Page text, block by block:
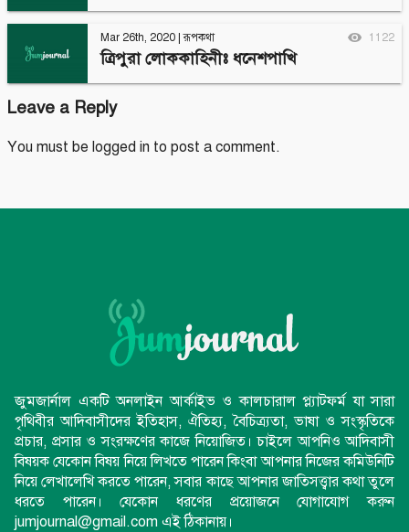
Mar 26th, 2020 |রূপকথা 1122
ত্রিপুরা লোককাহিনীঃ ধনেশপাখি
Leave a Reply
You must be logged in to post a comment.
জুমজার্নাল একটি অনলাইন আর্কাইভ ও কালচারাল প্ল্যাটফর্ম যা সারা
পৃথিবীর আদিবাসীদের ইতিহাস, ঐতিহ্য, বৈচিত্র্যতা, ভাষা ও সংস্কৃতিকে
প্রচার, প্রসার ও সংরক্ষণের কাজে নিয়োজিত। চাইলে আপনিও আদিবাসী
বিষয়ক যেকোন বিষয় নিয়ে লিখতে পারেন কিংবা আপনার নিজের কমিউনিটি
নিয়ে লেখালেখি করতে পারেন, সবার কাছে আপনার জাতিসত্ত্বার কথা তুলে
ধরতে পারেন। যেকোন ধরণের প্রয়োজনে যোগাযোগ করুন
jumjournal@gmail.com এই ঠিকানায়।